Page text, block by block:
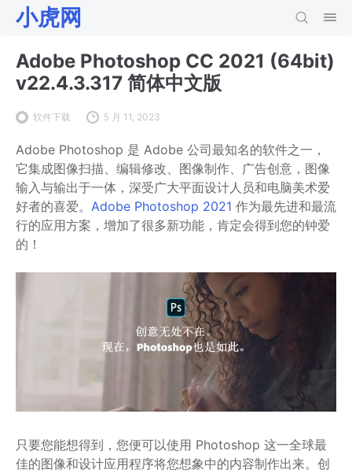
小虎网
Adobe Photoshop CC 2021 (64bit)
v22.4.3.317 简体中文版
软件下载 5 月 11, 2023
Adobe Photoshop 是 Adobe 公司最知名的软件之一，
它集成图像扫描、编辑修改、图像制作、广告创意，图像
输入与输出于一体，深受广大平面设计人员和电脑美术爱
好者的喜爱。 Adobe Photoshop 2021 作为最先进和最流
行的应用方案，增加了很多新功能，肯定会得到您的钟爱
的！
只要您能想得到，您便可以使用 Photoshop 这一全球最
佳的图像和设计应用程序将您想象中的内容制作出来。创